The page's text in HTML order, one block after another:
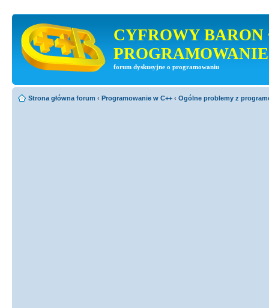
CYFROWY BARON
PROGRAMOWANIE
forum dyskusyjne o programowaniu
Strona główna forum ‹ Programowanie w C++ ‹ Ogólne problemy z